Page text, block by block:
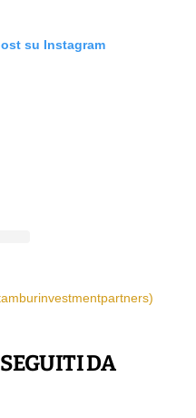
su Instagram
DA